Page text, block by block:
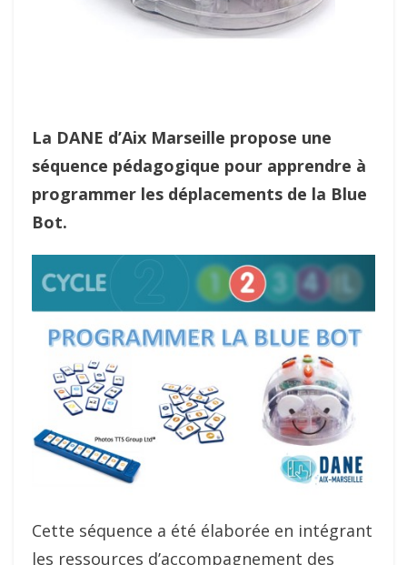
La DANE d’Aix Marseille propose une
séquence pédagogique pour apprendre à
programmer les déplacements de la Blue
Bot.
Cette séquence a été élaborée en intégrant
les ressources d’accompagnement des